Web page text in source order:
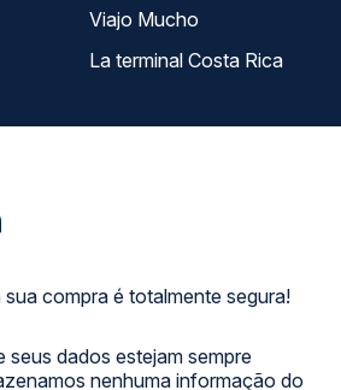
compra é totalmente segura!
seus dados estejam sempre
nenhuma informação do
Viajo Mucho
La terminal Costa Rica